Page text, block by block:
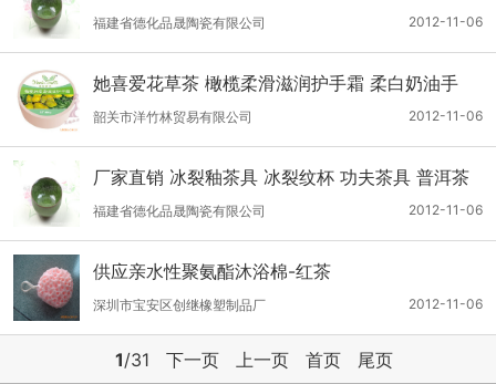
具
2012-11-06
福建省德化品晟陶瓷有限公司
她喜爱花草茶 橄榄柔滑滋润护手霜 柔白奶油手
2012-11-06
韶关市洋竹林贸易有限公司
厂家直销 冰裂釉茶具 冰裂纹杯 功夫茶具 普洱茶
具
2012-11-06
福建省德化品晟陶瓷有限公司
供应亲水性聚氨酯沐浴棉-红茶
2012-11-06
深圳市宝安区创继橡塑制品厂
1/31 下一页 上一页 首页 尾页